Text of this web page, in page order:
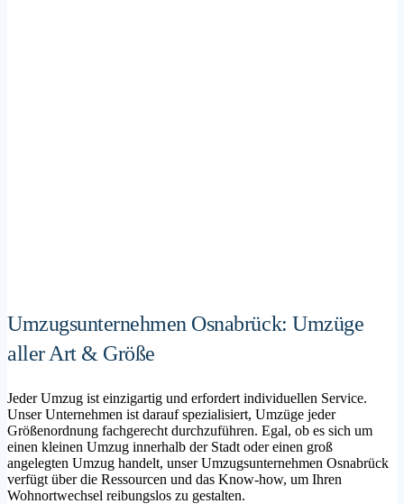
Umzugsunternehmen Osnabrück: Umzüge
aller Art & Größe
Jeder Umzug ist einzigartig und erfordert individuellen Service.
Unser Unternehmen ist darauf spezialisiert, Umzüge jeder
Größenordnung fachgerecht durchzuführen. Egal, ob es sich um
einen kleinen Umzug innerhalb der Stadt oder einen groß
angelegten Umzug handelt, unser Umzugsunternehmen Osnabrück
verfügt über die Ressourcen und das Know-how, um Ihren
Wohnortwechsel reibungslos zu gestalten.